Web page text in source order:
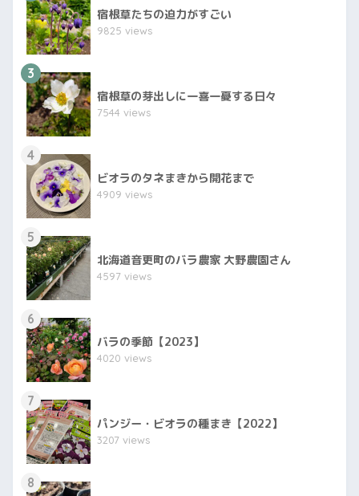
宿根草たちの迫力がすごい
9825 views
3
宿根草の芽出しに一喜一憂する日々
7544 views
4
ビオラのタネまきから開花まで
4909 views
5
北海道音更町のバラ農家 大野農園さん
4597 views
6
バラの季節【2023】
4020 views
7
パンジー・ビオラの種まき【2022】
3207 views
8